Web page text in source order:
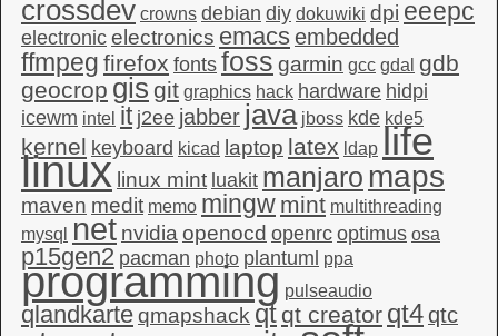
crossdev crowns debian diy dokuwiki dpi eeepc
electronic electronics emacsembedded
ffmpeg firefox fonts foss garmin gcc gdal gdb
geocrop gis git graphics hack hardware hidpi
icewm intel it j2ee jabber java jboss kde kde5
kernel keyboard kicad laptop latex ldap life
linux linux mint luakit manjaro maps
maven medit memo mingw mint multithreading
mysql
net nvidiaopenocd openrc optimus osa
p15gen2 pacman photo plantuml ppa
programming pulseaudio
qlandkarteqmapshack qt qt creator qt4qtc